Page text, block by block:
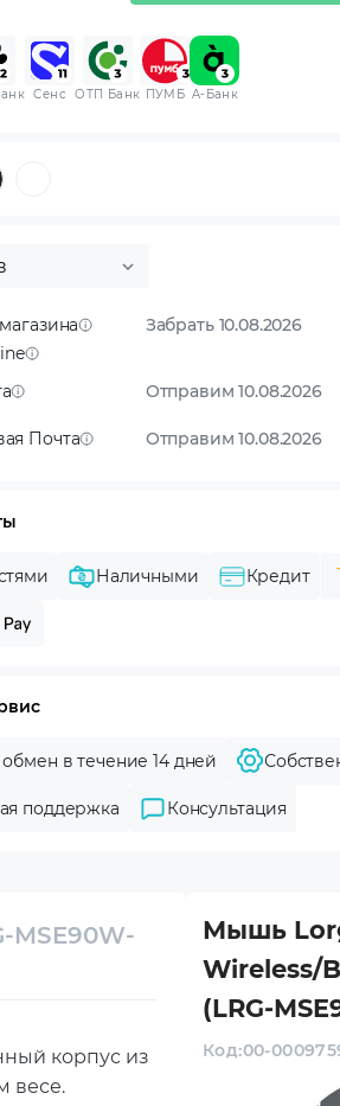
Сенс ОТП Банк ПУМБ A-Банк
Забрать 10.08.2026
Отправим 10.08.2026
Почта
Отправим 10.08.2026
Наличными Кредит
в течение 14 дней
поддержка Консультация
MSE90W-
корпус из
весе.
Мышь
Wireless/
(LRG-
Код:00-